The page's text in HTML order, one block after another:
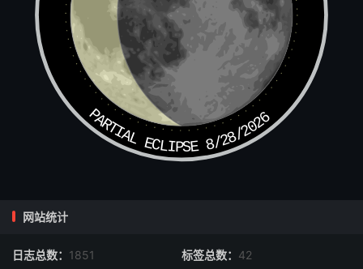
PARTIAL ECLIPSE 8/28/2026
网站统计
日志总数： 1851 标签总数： 42